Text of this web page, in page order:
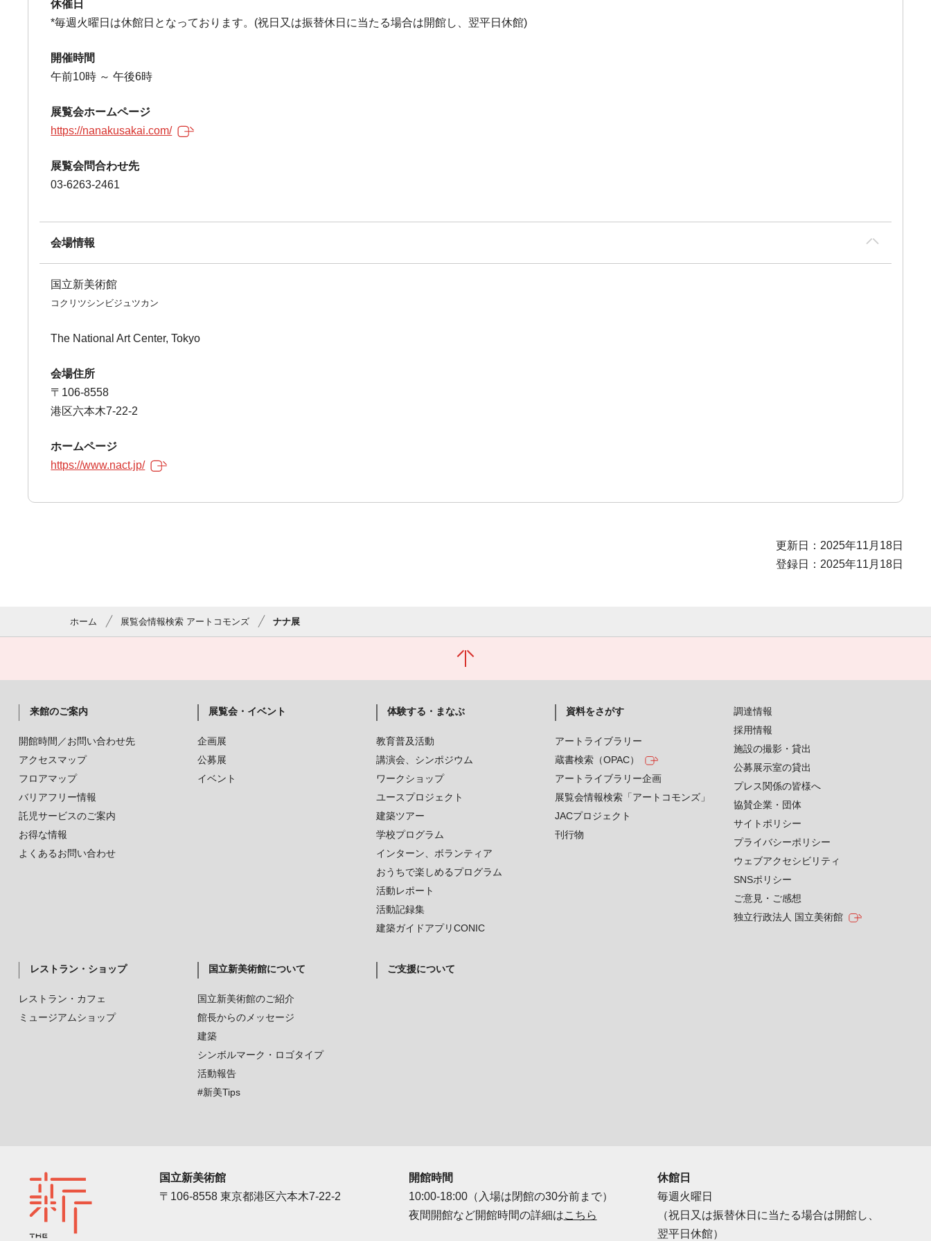
休催日
*毎週火曜日は休館日となっております。(祝日又は振替休日に当たる場合は開館し、翌平日休館)
開催時間
午前10時 ～ 午後6時
展覧会ホームページ
https://nanakusakai.com/
展覧会問合わせ先
03-6263-2461
会場情報
国立新美術館
コクリツシンビジュツカン
The National Art Center, Tokyo
会場住所
〒106-8558
港区六本木7-22-2
ホームページ
https://www.nact.jp/
更新日：2025年11月18日
登録日：2025年11月18日
ホーム 展覧会情報検索 アートコモンズ ナナ展
来館のご案内
開館時間／お問い合わせ先
アクセスマップ
フロアマップ
バリアフリー情報
託児サービスのご案内
お得な情報
よくあるお問い合わせ
展覧会・イベント
企画展
公募展
イベント
体験する・まなぶ
教育普及活動
講演会、シンポジウム
ワークショップ
ユースプロジェクト
建築ツアー
学校プログラム
インターン、ボランティア
おうちで楽しめるプログラム
活動レポート
活動記録集
建築ガイドアプリCONIC
資料をさがす
アートライブラリー
蔵書検索（OPAC）
アートライブラリー企画
展覧会情報検索「アートコモンズ」
JACプロジェクト
刊行物
レストラン・ショップ
レストラン・カフェ
ミュージアムショップ
国立新美術館について
国立新美術館のご紹介
館長からのメッセージ
建築
シンボルマーク・ロゴタイプ
活動報告
#新美Tips
ご支援について
調達情報
採用情報
施設の撮影・貸出
公募展示室の貸出
プレス関係の皆様へ
協賛企業・団体
サイトポリシー
プライバシーポリシー
ウェブアクセシビリティ
SNSポリシー
ご意見・ご感想
独立行政法人 国立美術館
国立新美術館
〒106-8558 東京都港区六本木7-22-2
開館時間
10:00-18:00（入場は閉館の30分前まで）
夜間開館など開館時間の詳細はこちら
休館日
毎週火曜日
（祝日又は振替休日に当たる場合は開館し、
翌平日休館）